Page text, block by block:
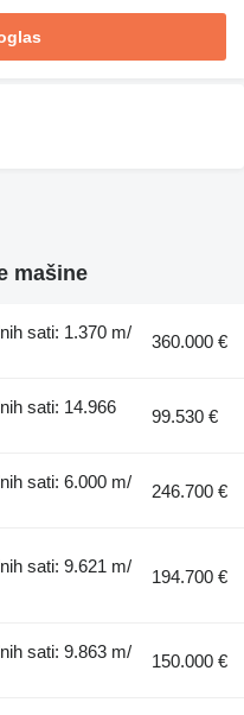
mašine
sati: 1.370 m/
360.000 €
sati: 14.966
99.530 €
sati: 6.000 m/
246.700 €
sati: 9.621 m/
194.700 €
sati: 9.863 m/
150.000 €